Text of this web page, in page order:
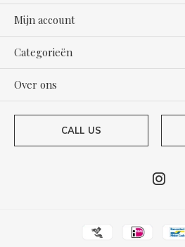
Mijn account
Categorieën
Over ons
CALL US